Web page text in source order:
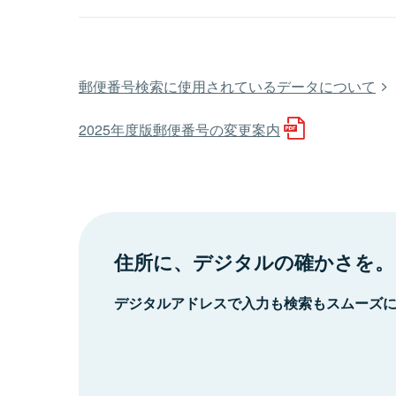
郵便番号検索に使用されているデータについて
2025年度版郵便番号の変更案内
住所に、デジタルの確かさを。
デジタルアドレスで入力も検索もスムーズ